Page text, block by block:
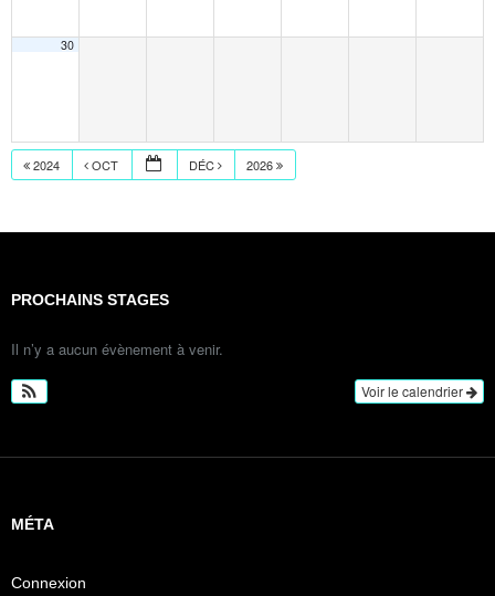
30
2024 OCT DÉC 2026
PROCHAINS STAGES
Il n’y a aucun évènement à venir.
Voir le calendrier
MÉTA
Connexion